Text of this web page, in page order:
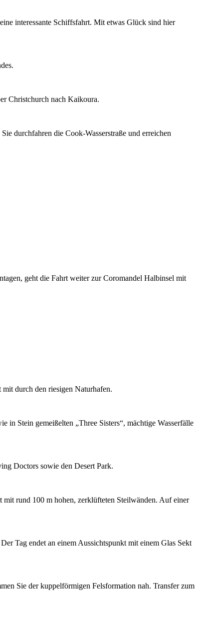
interessante Schiffsfahrt. Mit etwas Glück sind hier
Christchurch nach Kaikoura.
durchfahren die Cook-Wasserstraße und erreichen
geht die Fahrt weiter zur Coromandel Halbinsel mit
durch den riesigen Naturhafen.
in Stein gemeißelten „Three Sisters“, mächtige Wasserfälle
Doctors sowie den Desert Park.
rund 100 m hohen, zerklüfteten Steilwänden. Auf einer
Tag endet an einem Aussichtspunkt mit einem Glas Sekt
Sie der kuppelförmigen Felsformation nah. Transfer zum